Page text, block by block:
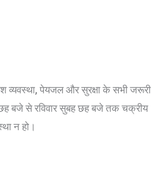
व्यवस्था, पेयजल और सुरक्षा के सभी जरूरी
बजे से रविवार सुबह छह बजे तक चक्रीय
न हो।